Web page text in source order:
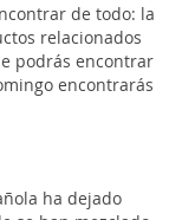
de todo: la
relacionados
podrás encontrar
encontrarás
ha dejado